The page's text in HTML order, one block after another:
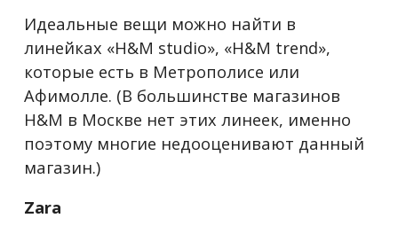
Идеальные вещи можно найти в
линейках «H&M studio», «H&M trend»,
которые есть в Метрополисе или
Афимолле. (В большинстве магазинов
H&M в Москве нет этих линеек, именно
поэтому многие недооценивают данный
магазин.)
Zara